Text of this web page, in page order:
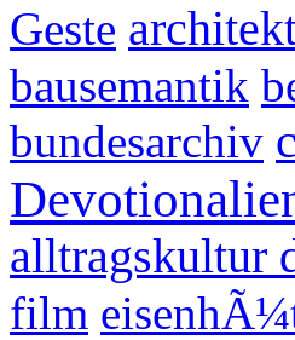
Geste
bausemantik
bundesarchiv
alltragskultur
film